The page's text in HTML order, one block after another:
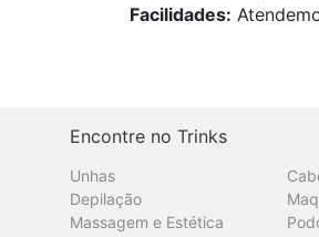
Facilidades:
Encontre no Trinks
Unhas
Depilação
Massagem e Estética